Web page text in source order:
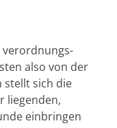
verordnungs-
also von der
stellt sich die
liegenden,
einbringen